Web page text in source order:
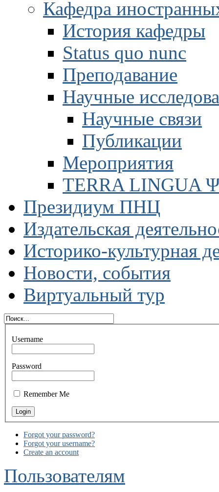
Кафедра
История кафедры
Status quo nunc
Преподавание
Научные
Научные связи
Публикации
Мероприятия
TERRA LINGUA
Президиум ПНЦ
Издательская
Историко-культурная
Новости, события
Виртуальный тур
Username
Password
Remember Me
Forgot your password?
Forgot your username?
Create an account
Пользователям